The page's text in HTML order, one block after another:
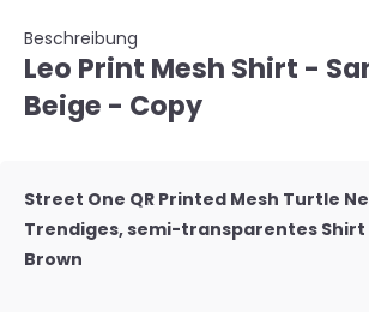
Beschreibung
Leo Print Mesh Shirt -
Beige - Copy
Street One QR Printed Mesh Turtle
Trendiges, semi-transparentes Shirt
Brown